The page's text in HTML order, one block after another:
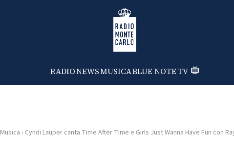
Radio Monte Carlo
RADIONEWSMUSICABLUE NOTETV
Musica › Cyndi Lauper canta Time After Time e Girls Just Wanna Have Fun con